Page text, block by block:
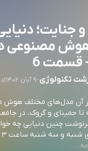
مصنوعی
قسمت 6
-۹ آبان ۱۴۰۲ |
5
آن مدل‌های مختلف هوش
جمینای و گروک، در
چنین دنیایی چه